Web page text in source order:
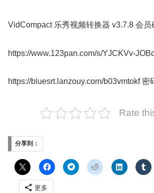
VidCompact 乐秀视频转换器 v3.7.8 会员
https://www.123pan.com/s/YJCKVv-
https://bluesrt.lanzouy.com/b03vmtokf 密
Rate
分享到：
更多